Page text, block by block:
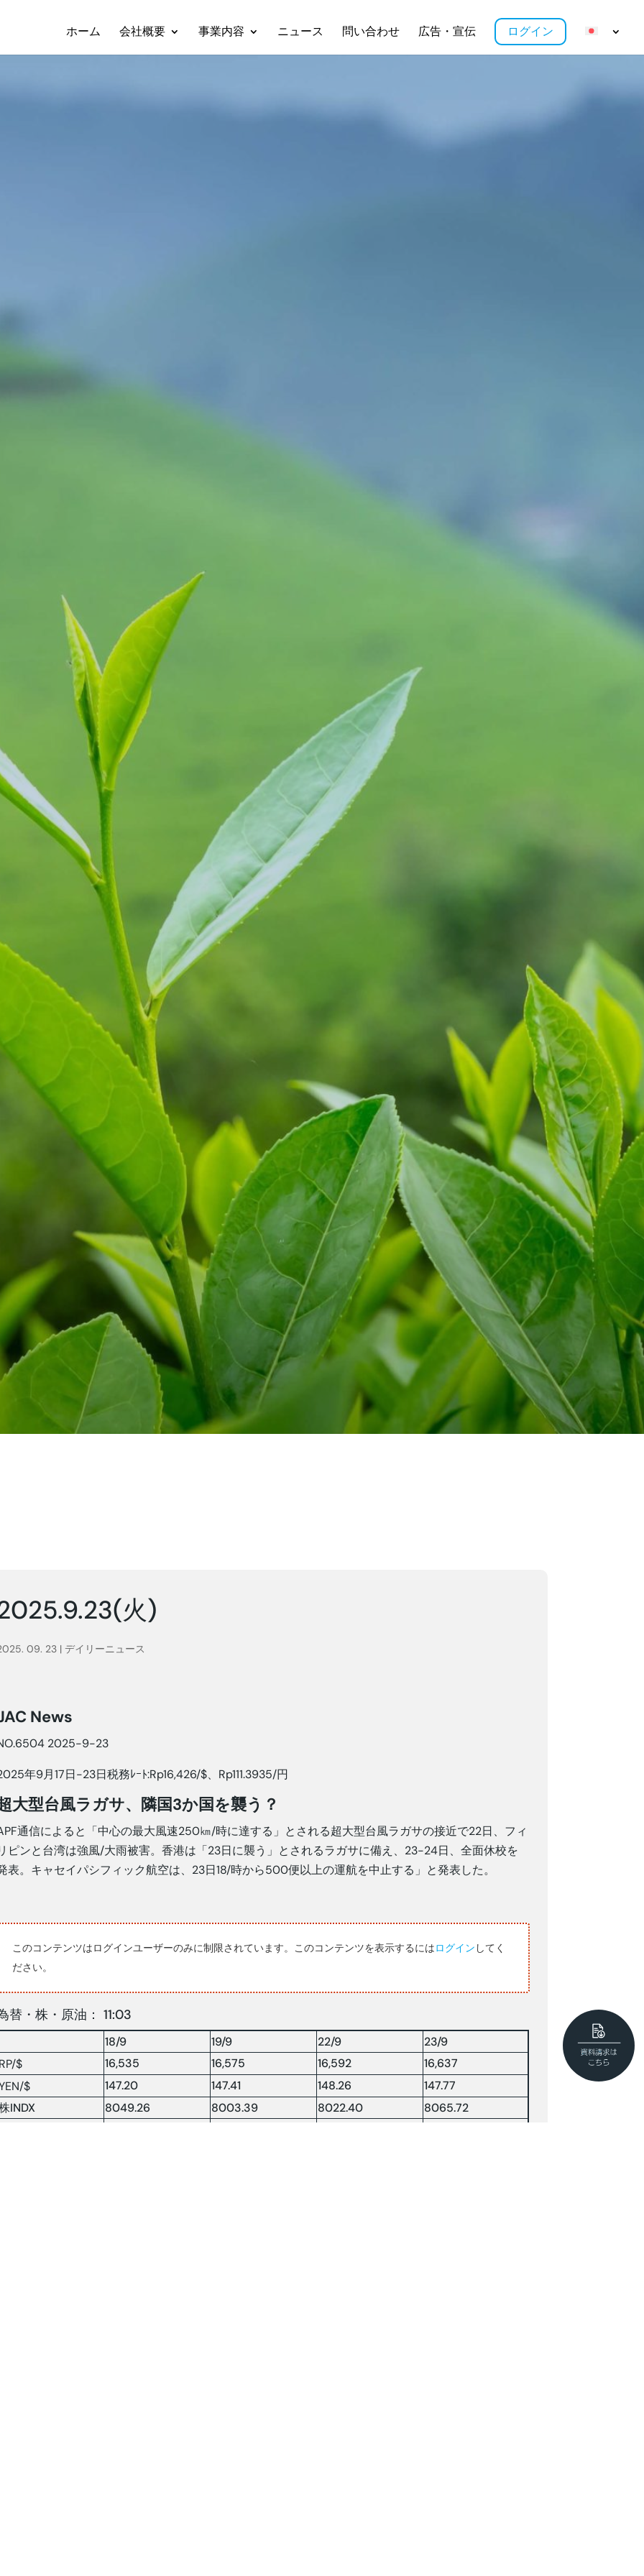
ホーム 会社概要 事業内容 ニュース 問い合わせ 広告・宣伝 ログイン
火)
09. 23| デイリーニュース
News
2025-9-23
年9月17日-23日税務ﾚｰﾄ:Rp16,426/$、Rp111.3935/円
大型台風ラガサ、隣国3か国を襲う？
通信によると「中心の最大風速250㎞/時に達する」とされる超大型台風ラガサの接近で22日、フィ
ピンと台湾は強風/大雨被害。香港は「23日に襲う」とされるラガサに備え、23-24日、全面休校を
表。キャセイパシフィック航空は、23日18/時から500便以上の運航を中止する」と発表した。
このコンテンツはログインユーザーのみに制限されています。このコンテンツを表示するにはログイン してく
ださい。
替・株・原油： 11:03
18/9 19/9 22/9
23/9
$
16,535 16,575 16,592
16,637
$
147.20 147.41 148.26
147.77
INDX
8049.26 8003.39 8022.40
8065.72